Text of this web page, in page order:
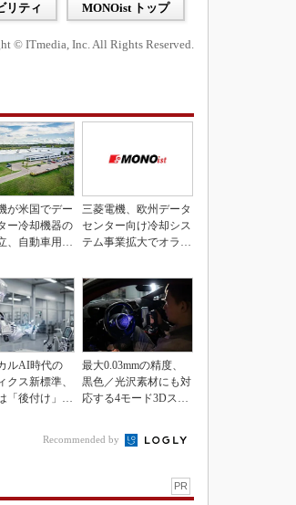
リティ MONOist トップ
© ITmedia, Inc. All Rights Reserved.
が米国でデー
ー冷却機器の
、自動車用電
三菱電機、欧州データ
センター向け冷却シス
テム事業拡大でオラン
ルAI時代の
クス新標準、
「後付け」で
最大0.03mmの精度、
黒色／光沢素材にも対
応する4モード3Dスキ
Recommended by
PR